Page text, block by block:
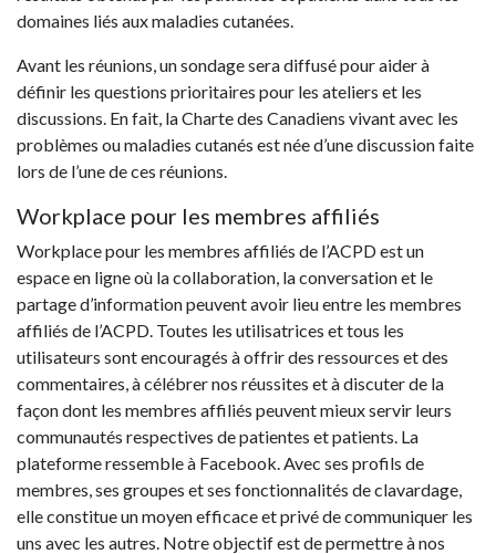
domaines liés aux maladies cutanées.
Avant les réunions, un sondage sera diffusé pour aider à
définir les questions prioritaires pour les ateliers et les
discussions. En fait, la Charte des Canadiens vivant avec les
problèmes ou maladies cutanés est née d’une discussion faite
lors de l’une de ces réunions.
Workplace pour les membres affiliés
Workplace pour les membres affiliés de l’ACPD est un
espace en ligne où la collaboration, la conversation et le
partage d’information peuvent avoir lieu entre les membres
affiliés de l’ACPD. Toutes les utilisatrices et tous les
utilisateurs sont encouragés à offrir des ressources et des
commentaires, à célébrer nos réussites et à discuter de la
façon dont les membres affiliés peuvent mieux servir leurs
communautés respectives de patientes et patients. La
plateforme ressemble à Facebook. Avec ses profils de
membres, ses groupes et ses fonctionnalités de clavardage,
elle constitue un moyen efficace et privé de communiquer les
uns avec les autres. Notre objectif est de permettre à nos